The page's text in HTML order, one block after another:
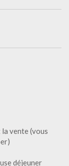
vente (vous
déjeuner